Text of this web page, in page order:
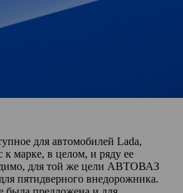
для автомобилей Lada,
к марке, в целом, и ряду ее
для той же цели АВТОВАЗ
пятидверного внедорожника.